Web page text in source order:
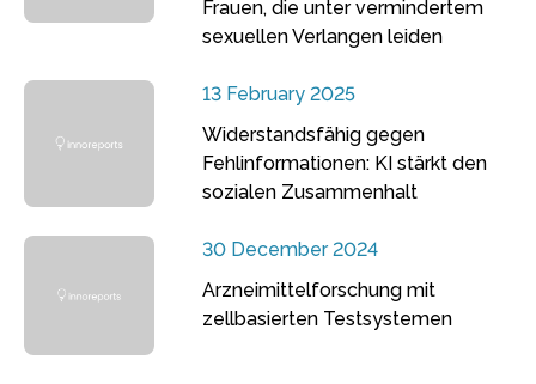
Frauen, die unter vermindertem
sexuellen Verlangen leiden
13 February 2025
Widerstandsfähig gegen
Fehlinformationen: KI stärkt den
sozialen Zusammenhalt
30 December 2024
Arzneimittelforschung mit
zellbasierten Testsystemen